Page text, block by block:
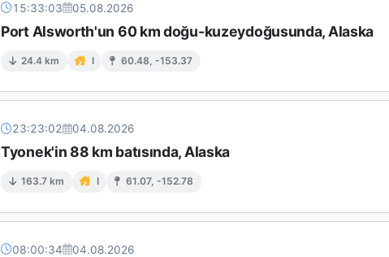
15:33:03 05.08.2026
Port Alsworth'un 60 km doğu-kuzeydoğusunda, Alaska
24.4 km I 60.48, -153.37
23:23:02 04.08.2026
Tyonek'in 88 km batısında, Alaska
163.7 km I 61.07, -152.78
08:00:34 04.08.2026